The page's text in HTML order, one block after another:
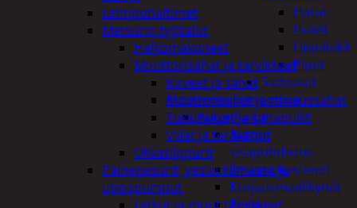
Hatut
Huivit
Lippalakit
Pipot
Sadeasut
Auto, vene ja moottori
Autonhoito
Auton
sisäpuhdistus
Ilmanraikastimet
Korjausmaalikynät
Pesu
Lehtipuhaltimet
Metsurin työkalut
Halkomakoneet
Moottorisahat ja tarvikkeet
Kirveet ja sahat
Moottorisahat ja raivaussahat
Tukkisakset ja sahapukit
Viilat ja teräketjut
Oksasilppurit
Painepesurit, vesiautomaatit ja
uppopumput